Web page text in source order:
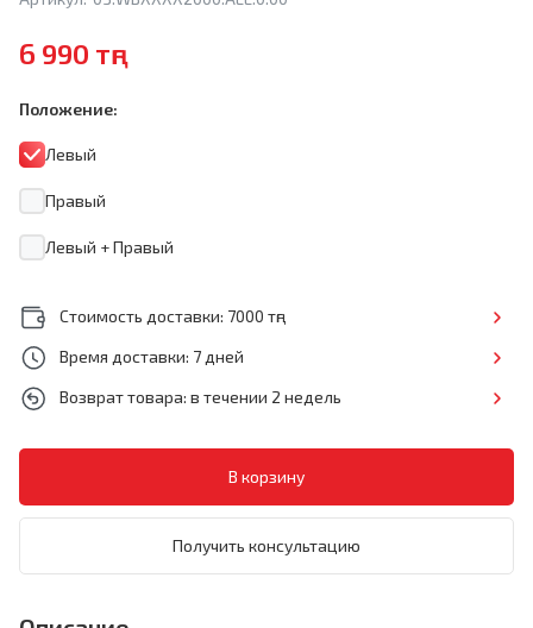
6 990 тңг
Положение:
Левый
Правый
Левый + Правый
Стоимость доставки: 7000 тңг
Время доставки: 7 дней
Возврат товара: в течении 2 недель
Получить консультацию